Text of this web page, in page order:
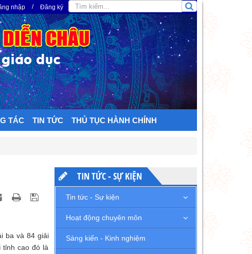
nhập / Đăng ký
TÁC TIN TỨC THỦ TỤC HÀNH CHÍNH
ba và 84 giải
tỉnh cao đó là
TIN TỨC - SỰ KIỆN
Tin tức - Sự kiện
Hoạt động chuyên môn
Sáng kiến - Kinh nghiệm